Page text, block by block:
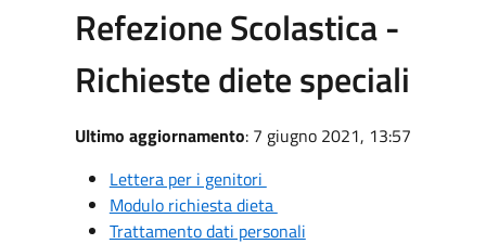
Refezione Scolastica -
Richieste diete speciali
Ultimo aggiornamento: 7 giugno 2021, 13:57
Lettera per i genitori
Modulo richiesta dieta
Trattamento dati personali